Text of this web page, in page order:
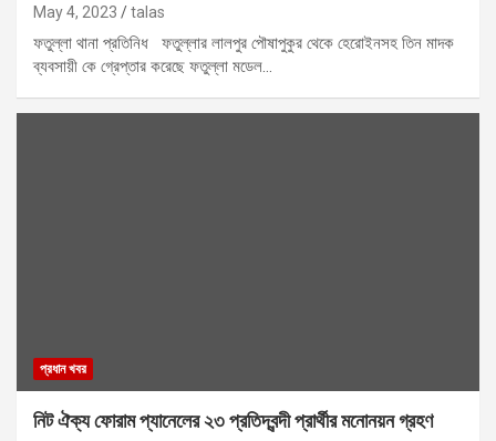
May 4, 2023 talas
ফতুল্লা থানা প্রতিনিধ ফতুল্লার লালপুর পৌষাপুকুর থেকে হেরোইনসহ তিন মাদক
ব্যবসায়ী কে গ্রেপ্তার করেছে ফতুল্লা মডেল…
প্রধান খবর
নিট ঐক্য ফোরাম প্যানেলের ২৩ প্রতিদ্বন্দী প্রার্থীর মনোনয়ন গ্রহণ